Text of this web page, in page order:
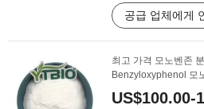
공급 업체에게
최고 가격 모노벤존
Benzyloxyphenol 모
US$100.00-